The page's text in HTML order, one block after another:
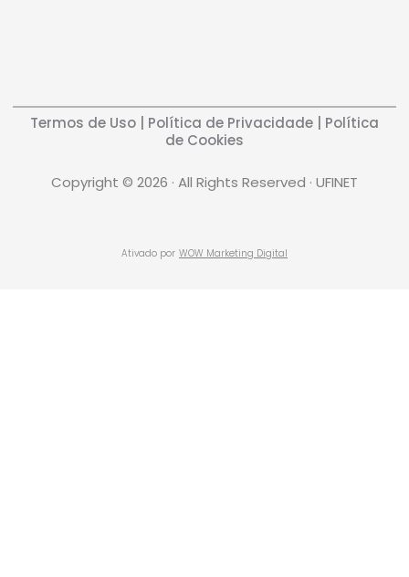
Termos de Uso Política de Privacidade
Política
de Cookies
Copyright © 2026 · All Rights Reserved · UFINET
Ativado por WOW Marketing Digital